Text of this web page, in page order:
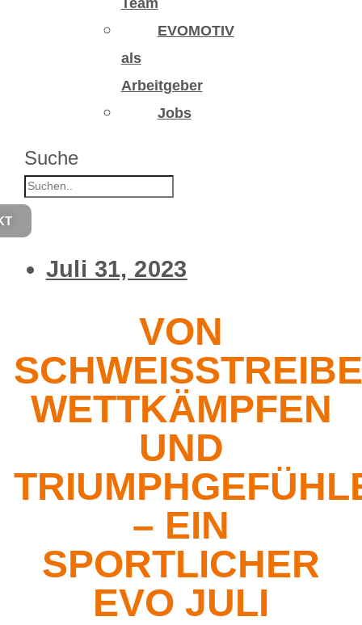
Team
EVOMOTIV
als
Arbeitgeber
Jobs
Suche
Juli 31, 2023
VON
ETTKÄMPFEN U
ND T
EIN S
PORTLICHER E
VO JULI